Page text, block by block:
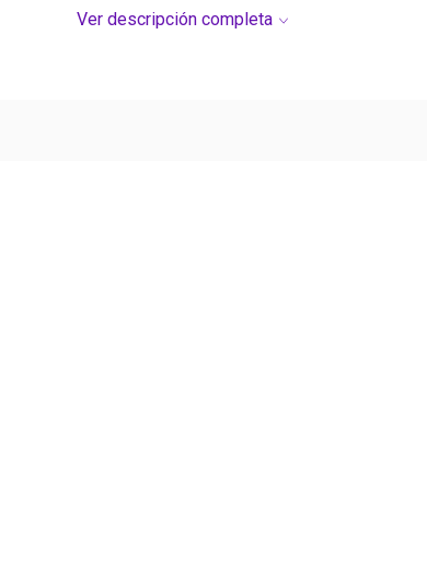
Ver descripción completa